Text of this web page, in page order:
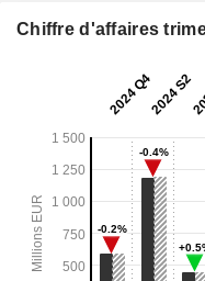
Chiffre d'affaires